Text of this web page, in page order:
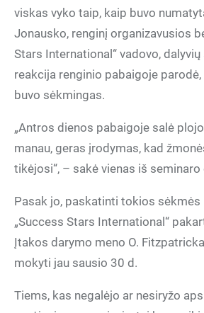
viskas vyko taip, kaip buvo
Jonausko, renginį organizavusios
Stars International“ vadovo,
reakcija renginio pabaigoje
buvo sėkmingas.
„Antros dienos pabaigoje salė
manau, geras įrodymas, kad
tikėjosi“, – sakė vienas iš
Pasak jo, paskatinti tokios
„Success Stars International“
Įtakos darymo meno O.
mokyti jau sausio 30 d.
Tiems, kas negalėjo ar nesiryžo